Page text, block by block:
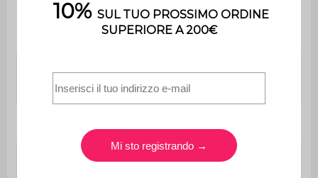
Con vano
No
Profondità del
sedile
Peso massimo